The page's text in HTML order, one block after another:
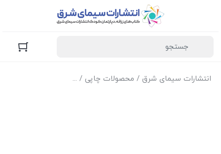
انتشارات سیمای شرق / محصولات چاپی / کتاب‌های زرافه (کودک